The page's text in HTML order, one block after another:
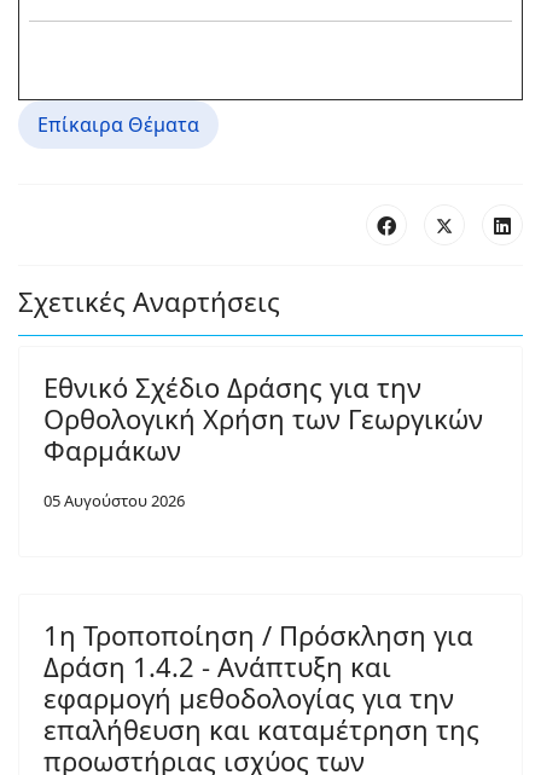
Επίκαιρα Θέματα
Σχετικές Αναρτήσεις
Εθνικό Σχέδιο Δράσης για την
Ορθολογική Χρήση των Γεωργικών
Φαρμάκων
05 Αυγούστου 2026
1η Τροποποίηση / Πρόσκληση για
Δράση 1.4.2 - Ανάπτυξη και
εφαρμογή μεθοδολογίας για την
επαλήθευση και καταμέτρηση της
προωστήριας ισχύος των